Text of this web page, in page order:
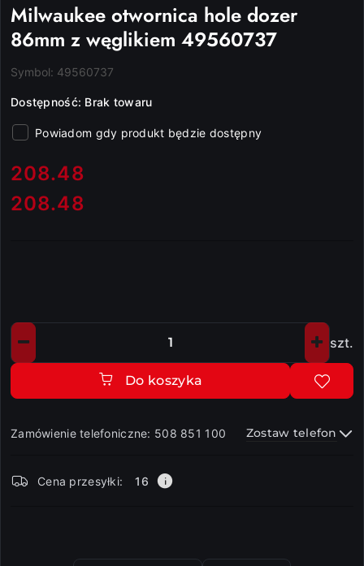
Milwaukee otwornica hole dozer
86mm z węglikiem 49560737
Symbol: 49560737
Dostępność: Brak towaru
Powiadom gdy produkt będzie dostępny
cena:
208.48
Cena:
208.48
Ilość szt.
Do koszyka
Zamówienie telefoniczne: 508 851 100 Zostaw telefon
i
Cena przesyłki: 16